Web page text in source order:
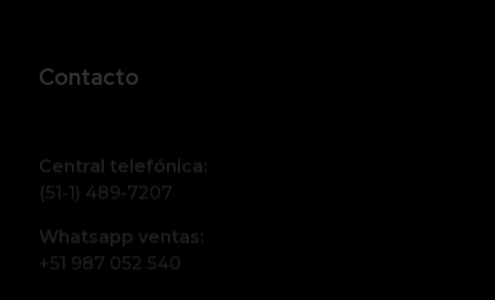
Contacto
Central telefónica:
(51-1) 489-7207
Whatsapp ventas:
+51 987 052 540